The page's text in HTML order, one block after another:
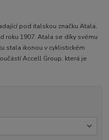
pod italskou značku Atala,
roku 1907. Atala se díky svému
stala ikonou v cyklistickém
Accell Group, která je